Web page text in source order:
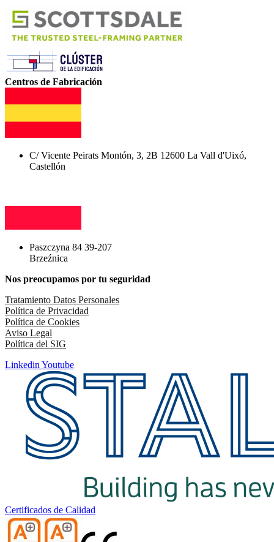
Centros de Fabricación
C/ Vicente Peirats Montón, 3, 2B 12600 La Vall d'Uixó,
Castellón
Paszczyna 84 39-207
Brzeźnica
Nos preocupamos por tu seguridad
Tratamiento Datos Personales
Política de Privacidad
Política de Cookies
Aviso Legal
Política del SIG
Linkedin Youtube
Certificados de Calidad